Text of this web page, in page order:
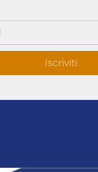
Iscriviti